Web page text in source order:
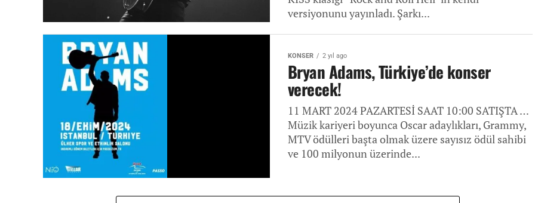
versiyonunu yayınladı. Şarkı...
KONSER 2 yıl ago
Bryan Adams, Türkiye’de konser
verecek!
11 MART 2024 PAZARTESİ SAAT 10:00 SATIŞTA …
Müzik kariyeri boyunca Oscar adaylıkları, Grammy,
MTV ödülleri başta olmak üzere sayısız ödül sahibi
ve 100 milyonun üzerinde...